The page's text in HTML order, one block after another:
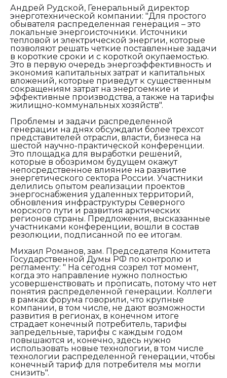
Андрей Рудской, Генеральный директор
энерготехнической компании: "Для простого
обывателя распределенная генерация – это
локальные энергоисточники. Источники
тепловой и электрической энергии, которые
позволяют решать четкие поставленные задачи
в короткие сроки и с короткой окупаемостью.
Это в первую очередь энергоэффективность и
экономия капитальных затрат и капитальных
вложений, которые приведут к существенным
сокращениям затрат на энергоемкие и
эффективные производства, а также на тарифы
жилищно-коммунальных хозяйств".
Проблемы и задачи распределенной
генерации на днях обсуждали более трехсот
представителей отрасли, власти, бизнеса на
шестой научно-практической конференции.
Это площадка для выработки решений,
которые в обозримом будущем окажут
непосредственное влияние на развитие
энергетического сектора России. Участники
делились опытом реализации проектов
энергоснабжения удаленных территорий,
обновления инфраструктуры Северного
морского пути и развития арктических
регионов страны. Предложения, высказанные
участниками конференции, вошли в состав
резолюции, подписанной по ее итогам.
Михаил Романов, зам. Председателя Комитета
Государственной Думы РФ по контролю и
регламенту: " На сегодня созрел тот момент,
когда это направление нужно полностью
усовершенствовать и прописать, потому что нет
понятия распределенной генерации. Коллеги
в рамках форума говорили, что крупные
компании, в том числе, не дают возможности
развития в регионах, в конечном итоге
страдает конечный потребитель, тарифы
запредельные, тарифы с каждым годом
повышаются и, конечно, здесь нужно
использовать новые технологии, в том числе
технологии распределенной генерации, чтобы
конечный тариф для потребителя мы могли
снизить".